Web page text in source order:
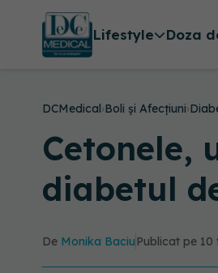
Lifestyle Doza
DCMedical›Boli și Afecțiuni›
Cetonele,
diabetul
De Monika Baciu Publicat pe 10